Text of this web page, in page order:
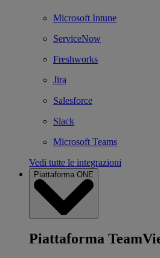
Microsoft Intune
ServiceNow
Freshworks
Jira
Salesforce
Slack
Microsoft Teams
Vedi tutte le integrazioni
Piattaforma ONE
Piattaforma